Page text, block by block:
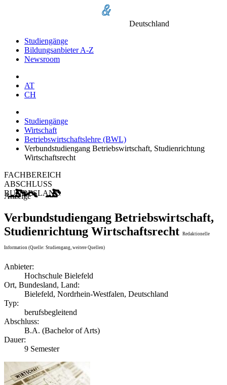
Deutschland
Studiengänge
Bildungsanbieter A-Z
Newsroom
AT
CH
Studiengänge
Wirtschaft
Betriebswirtschaftslehre (BWL)
Verbundstudiengang Betriebswirtschaft, Studienrichtung
Wirtschaftsrecht
FACHBEREICH
ABSCHLUSS
BUNDESLAND
Anzeige
Verbundstudiengang Betriebswirtschaft,
Studienrichtung Wirtschaftsrecht Redaktionelle
Information (Quelle: Studiengang, weitere Quellen)
Anbieter:
Hochschule Bielefeld
Ort, Bundesland, Land:
Bielefeld, Nordrhein-Westfalen, Deutschland
Typ:
berufsbegleitend
Abschluss:
B.A. (Bachelor of Arts)
Dauer:
9 Semester